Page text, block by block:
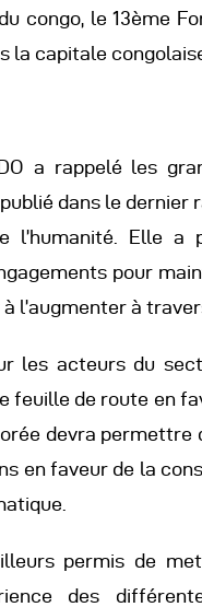
Autres
congo, le 13ème
la capitale
a rappelé les
dans le dernier
l’humanité. Elle a
pour
l’augmenter à
les acteurs du
feuille de route en
devra permettre
en faveur de la
permis de
des